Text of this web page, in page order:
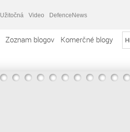
Užitočná Video DefenceNews
Zoznam blogov Komerčné blogy